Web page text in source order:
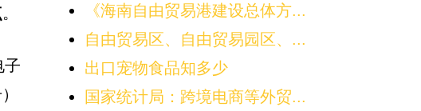
。
子
《海南自由贸易港建设总体方...
自由贸易区、自由贸易园区、...
出口宠物食品知多少
国家统计局：跨境电商等外贸...